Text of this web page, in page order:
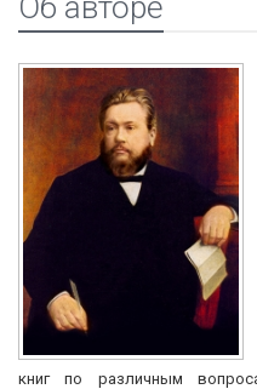
книг по различным